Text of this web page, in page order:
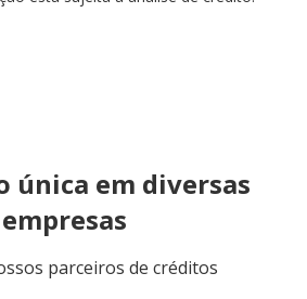
única em diversas
empresas
parceiros de créditos